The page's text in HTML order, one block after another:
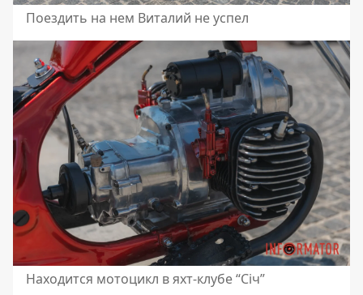
Поездить на нем Виталий не успел
Находится мотоцикл в яхт-клубе “Січ”